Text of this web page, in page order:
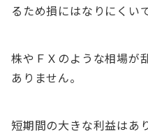
るため損にはなりにくいで
株やＦＸのような相場が
ありません。
短期間の大きな利益はあ